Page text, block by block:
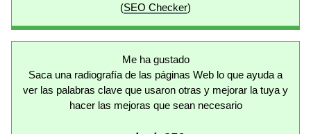
(SEO Checker)
Me ha gustado
Saca una radiografía de las páginas Web lo que ayuda a
ver las palabras clave que usaron otras y mejorar la tuya y
hacer las mejoras que sean necesario